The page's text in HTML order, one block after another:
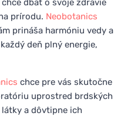
prírodu. Neobotanics
prináša harmóniu vedy a
deň plný energie,
chce pre vás skutočne
uprostred brdských
a dôvtipne ich